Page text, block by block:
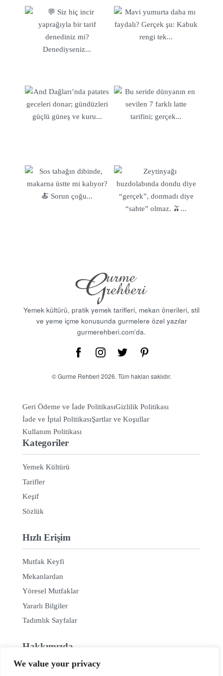
We value your privacy
modern mutfak trendleriyle uyumlu olan pirinç, her türlü
sofra için uygun bir malzemedir. Klasik pilav tariflerinden
yaratıcı risotto tariflerine kadar geniş bir yelpazede
kullanabilirsiniz.Popüler Pirinçli TariflerSade Pilav: Türk
mutfağının klasiklerinden biri olan sade pilav, et ve sebze
yemeğe uyum sağlar.Pilav Üstü Kuzu Tandır: Kuzu tandır,
uzun süre pişirilmiş etin, aromatik bir pilav üzerinde servis
edildiği zengin bir yemektir. Özellikle özel günlerde
hazırlanan risottolar, sofistike bir yemek deneyimi
sunar.Pirinçli Dolma: Dolma tariflerinde pirinç, kıyma,
baharatlar ve sebzelerle bir araya gelir. Özellikle biber,
kabak ve patlıcan gibi sebzelerle yapılan dolmalar, lezzetli
fırsat sunar. Farklı pişirme tekniklerini deneyebilir, çeşitli
malzemelerle zenginleştirebilir ve kişisel dokunuşlarınızı
tariflerinize ekleyebilirsiniz. Pirincin sunduğu geniş tarif
yelpazesi ile sofralarınıza farklı lezzetler katabilirsiniz.
Afiyet olsun! Pirinçli tarifler hakkında daha fazla bilgi ve
bu çok yönlü malzemenin sunduğu lezzetleri
Yemek kültürü, pratik yemek tarifleri, mekan önerileri, stil
ve yeme içme konusunda gurmelere özel yazılar
gurmerehberi.com’da.
© Gurme Rehberi 2026. Tüm hakları saklıdır.
Geri Ödeme ve İade PolitikasıGizlilik Politikası
İade ve İptal PolitikasıŞartlar ve Koşullar
Kullanım Politikası
Kategoriler
Yemek Kültürü
Tarifler
Keşif
Sözlük
Hızlı Erişim
Mutfak Keyfi
Mekanlardan
Yöresel Mutfaklar
Yararlı Bilgiler
Tadımlık Sayfalar
Hakkımızda
Hakkımızda